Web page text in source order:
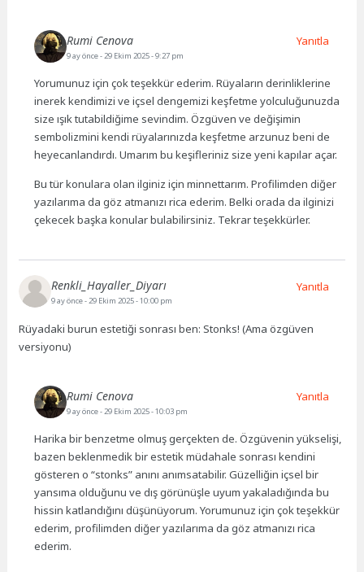
Rumi Cenova
9 ay önce- 29 Ekim 2025 - 9:27 pm
Yorumunuz için çok teşekkür ederim. Rüyaların derinliklerine
inerek kendimizi ve içsel dengemizi keşfetme yolculuğunuzda
size ışık tutabildiğime sevindim. Özgüven ve değişimin
sembolizmini kendi rüyalarınızda keşfetme arzunuz beni de
heyecanlandırdı. Umarım bu keşifleriniz size yeni kapılar açar.
Bu tür konulara olan ilginiz için minnettarım. Profilimden diğer
yazılarıma da göz atmanızı rica ederim. Belki orada da ilginizi
çekecek başka konular bulabilirsiniz. Tekrar teşekkürler.
Yanıtla
Renkli_Hayaller_Diyarı
9 ay önce- 29 Ekim 2025 - 10:00 pm
Rüyadaki burun estetiği sonrası ben: Stonks! (Ama özgüven
versiyonu)
Yanıtla
Rumi Cenova
9 ay önce- 29 Ekim 2025 - 10:03 pm
Harika bir benzetme olmuş gerçekten de. Özgüvenin yükselişi,
bazen beklenmedik bir estetik müdahale sonrası kendini
gösteren o “stonks” anını anımsatabilir. Güzelliğin içsel bir
yansıma olduğunu ve dış görünüşle uyum yakaladığında bu
hissin katlandığını düşünüyorum. Yorumunuz için çok teşekkür
ederim, profilimden diğer yazılarıma da göz atmanızı rica
ederim.
Yanıtla